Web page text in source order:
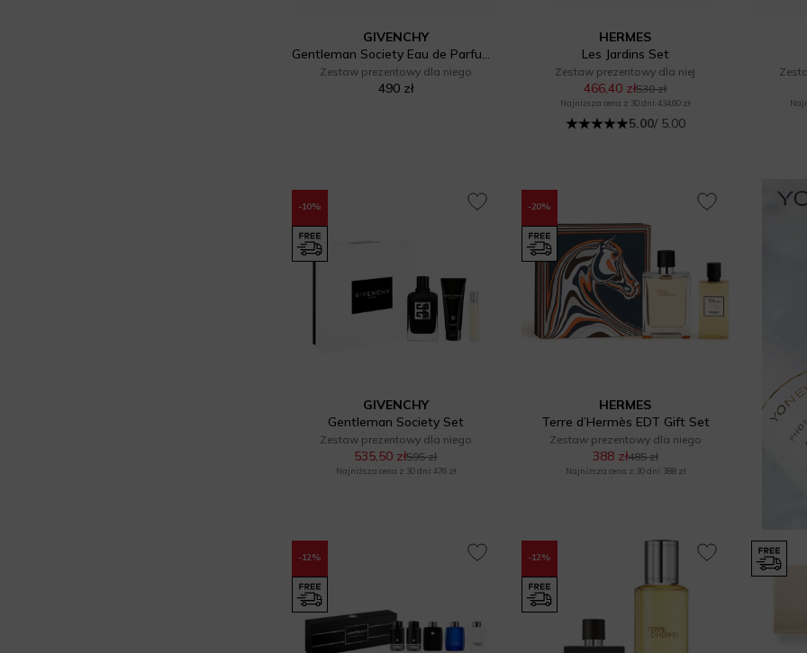
GIVENCHY
Gentleman Society Eau de Parfum Set
Zestaw prezentowy dla niego
490 zł
HERMES
Les Jardins Set
Zestaw prezentowy dla niej
466,40 zł530 zł
Najniższa cena z 30 dni: 434,60 zł
5.00/ 5.00
-10%
GIVENCHY
Gentleman Society Set
Zestaw prezentowy dla niego
535,50 zł595 zł
Najniższa cena z 30 dni: 476 zł
-20%
HERMES
Terre d’Hermès EDT Gift Set
Zestaw prezentowy dla niego
388 zł485 zł
Najniższa cena z 30 dni: 388 zł
-12% -12%